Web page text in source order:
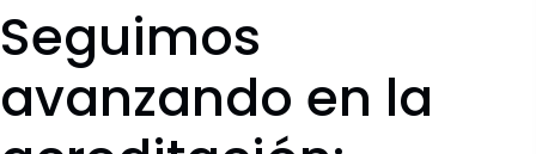
Seguimos
avanzando en la